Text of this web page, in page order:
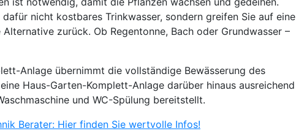
dafür nicht kostbares Trinkwasser, sondern greifen Sie auf eine
zurück. Ob Regentonne, Bach oder Grundwasser –
Anlage übernimmt die vollständige Bewässerung des
Haus-Garten-Komplett-Anlage darüber hinaus ausreichend
und WC-Spülung bereitstellt.
Berater: Hier finden Sie wertvolle Infos!